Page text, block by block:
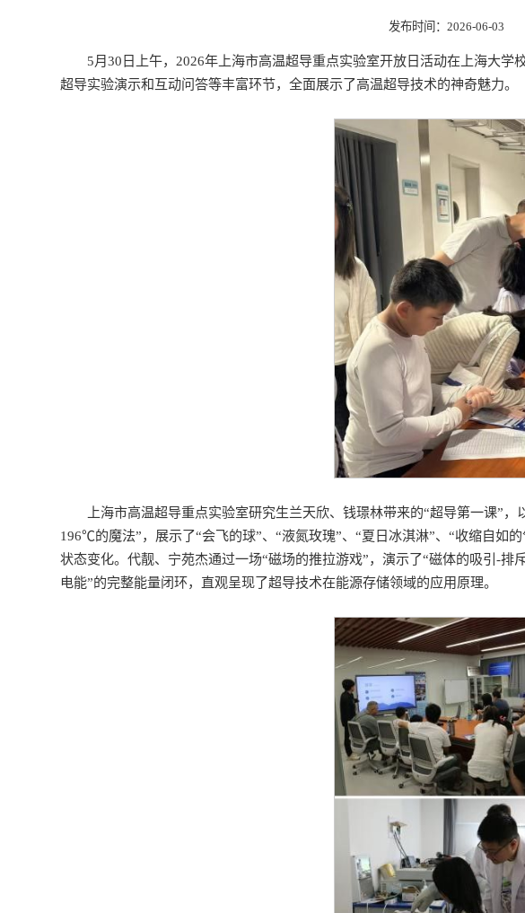
发布时间：2026-06-03
5月30日上午，2026年上海市高温超导重点实验室开放日活动在上海大
超导实验演示和互动问答等丰富环节，全面展示了高温超导技术的神奇魅力。
上海市高温超导重点实验室研究生兰天欣、钱璟林带来的“超导第一课”
196℃的魔法”，展示了“会飞的球”、“液氮玫瑰”、“夏日冰淇淋”、“收缩自如
状态变化。代靓、宁苑杰通过一场“磁场的推拉游戏”，演示了“磁体的吸引-
电能”的完整能量闭环，直观呈现了超导技术在能源存储领域的应用原理。